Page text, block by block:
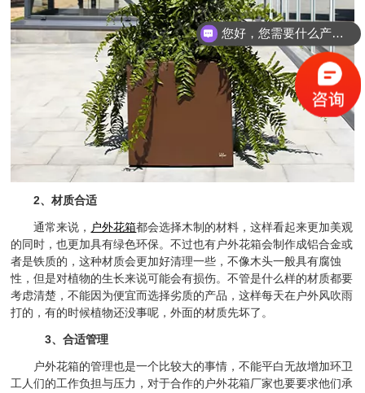
2、材质合适
通常来说， 户外花箱都会选择木制的材料，这样看起来更加美观
的同时，也更加具有绿色环保。不过也有户外花箱会制作成铝合金或
者是铁质的，这种材质会更加好清理一些，不像木头一般具有腐蚀
性，但是对植物的生长来说可能会有损伤。不管是什么样的材质都要
考虑清楚，不能因为便宜而选择劣质的产品，这样每天在户外风吹雨
打的，有的时候植物还没事呢，外面的材质先坏了。
3、合适管理
户外花箱的管理也是一个比较大的事情，不能平白无故增加环卫
工人们的工作负担与压力，对于合作的户外花箱厂家也要要求他们承
您好，您需要什么产品？